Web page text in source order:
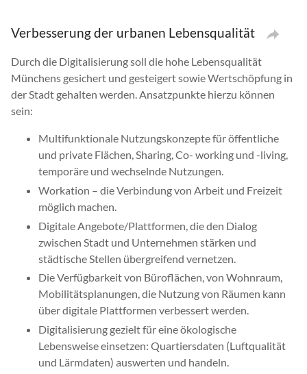
Verbesserung der urbanen Lebensqualität
Durch die Digitalisierung soll die hohe Lebensqualität
Münchens gesichert und gesteigert sowie Wertschöpfung in
der Stadt gehalten werden. Ansatzpunkte hierzu können
sein:
Multifunktionale Nutzungskonzepte für öffentliche
und private Flächen, Sharing, Co- working und -living,
temporäre und wechselnde Nutzungen.
Workation – die Verbindung von Arbeit und Freizeit
möglich machen.
Digitale Angebote/Plattformen, die den Dialog
zwischen Stadt und Unternehmen stärken und
städtische Stellen übergreifend vernetzen.
Die Verfügbarkeit von Büroflächen, von Wohnraum,
Mobilitätsplanungen, die Nutzung von Räumen kann
über digitale Plattformen verbessert werden.
Digitalisierung gezielt für eine ökologische
Lebensweise einsetzen: Quartiersdaten (Luftqualität
und Lärmdaten) auswerten und handeln.